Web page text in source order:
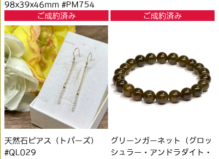
98x39x46mm #PM754
ご成約済み
ご成約済み
天然石ピアス（トパーズ）
#QL029
グリーンガーネット（グロッ
シュラー・アンドラダイト・